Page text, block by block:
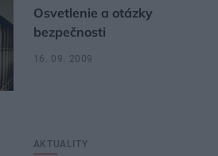
Osvetlenie a otázky
bezpečnosti
16. 09. 2009
AKTUALITY